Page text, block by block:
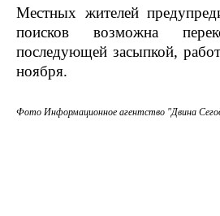
Местных жителей
поисков возможна
последующей засыпкой,
ноября.
Фото Информационное агентство "Двина